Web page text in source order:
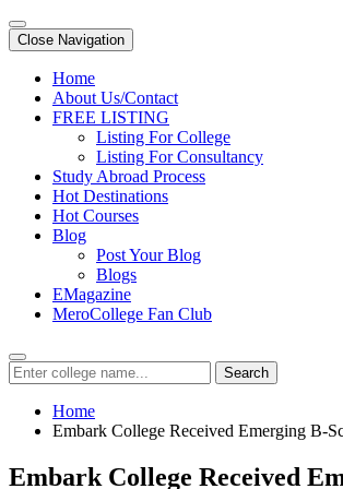
Close Navigation
Home
About Us/Contact
FREE LISTING
Listing For College
Listing For Consultancy
Study Abroad Process
Hot Destinations
Hot Courses
Blog
Post Your Blog
Blogs
EMagazine
MeroCollege Fan Club
Search
Home
Embark College Received Emerging B-
Embark College Received